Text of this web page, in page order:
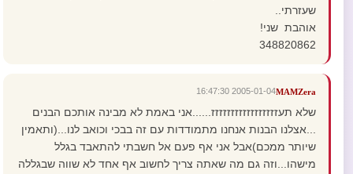
שעזרתי..
אוהבת שני!
348820862
MAMZera
2005-01-04 16:47:30
שלא תעזזזזזזזזזזזזזזזזז......אני באמת לא מבינה אותכם הבנים
...אצלנו הבנות אנחנו מתמודדות עם זה בבכי וכואב לנו...(ותאמין
שיותר ממכם)אבל אני אף פעם אל חשבתי להתאבד בגלל
מישהו...וזה גם מה שאתה צריך לחשוב אף אחד לא שווה שבגללה